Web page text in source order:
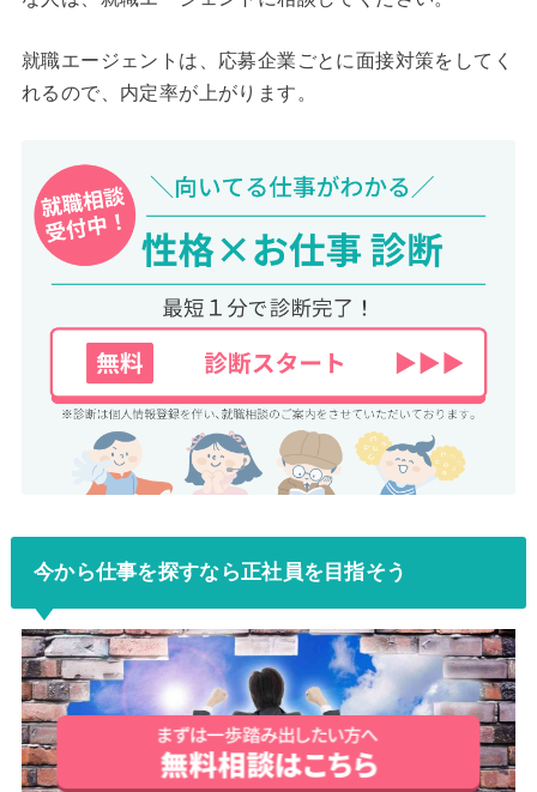
就職エージェントは、応募企業ごとに面接対策をしてく
れるので、内定率が上がります。
今から仕事を探すなら正社員を目指そう